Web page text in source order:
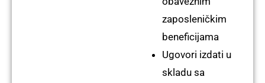
zaposleničkim
beneficijama
Ugovori izdati u
skladu sa